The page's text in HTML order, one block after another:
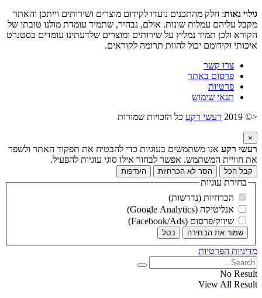
גילוי נאות: חלק מהתכנים נועדו לקידום מוצרים ושירותים וייתכן והאתר
מקבל עליהם עמלות שונות. אולם, נבהיר, שתמיד עומדת מולנו טובתו של
הקורא ולכן תמיד נמליץ על שירותים ומוצרים שלדעתינו עומדים בסטנרט
איכותי וקידומם יכול להוות תרומה לקוראים.
צרו קשר
פרסום באתר
פרטיות
תנאי שימוש
<© 2019
רעשי רקע כל הזכויות שמורות
×
רעשי רקע אנו משתמשים בעוגיות כדי להבטיח את תפקוד האתר ולשפר
את חוויית המשתמש. אפשר לבחור אילו סוגי עוגיות להפעיל.
קבל הכל הסר לא הכרחיות העדפות
בחירת עוגיות
הכרחיות (נדרשות)
אנליטיקה (Google Analytics)
שיווק/פרסום (Facebook/Ads)
שמור את הבחירה בטל
מדיניות הפרטיות
No Result
View All Result